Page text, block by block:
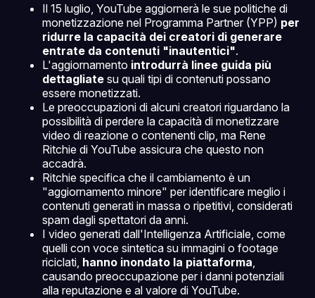
Il 15 luglio, YouTube aggiornerà le sue politiche di
monetizzazione nel Programma Partner (YPP) per
ridurre la capacità dei creatori di generare
entrate da contenuti "inautentici".
L'aggiornamento introdurrà linee guida più
dettagliate su quali tipi di contenuti possano
essere monetizzati.
Le preoccupazioni di alcuni creatori riguardano la
possibilità di perdere la capacità di monetizzare
video di reazione o contenenti clip, ma Rene
Ritchie di YouTube assicura che questo non
accadrà.
Ritchie specifica che il cambiamento è un
"aggiornamento minore" per identificare meglio i
contenuti generati in massa o ripetitivi, considerati
spam dagli spettatori da anni.
I video generati dall'Intelligenza Artificiale, come
quelli con voce sintetica su immagini o footage
riciclati, hanno inondato la piattaforma
causando preoccupazione per i danni potenziali
alla reputazione e al valore di YouTube.